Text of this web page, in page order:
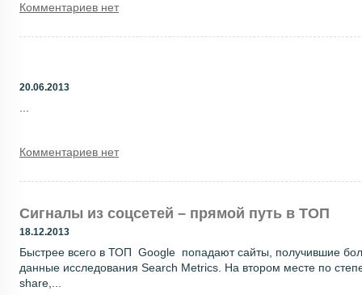
Комментариев нет
20.06.2013
Комментариев нет
Сигналы из соцсетей – прямой путь в ТОП
18.12.2013
Быстрее всего в ТОП Google попадают сайты, получившие
данные исследования Search Metrics. На втором месте по
share,...